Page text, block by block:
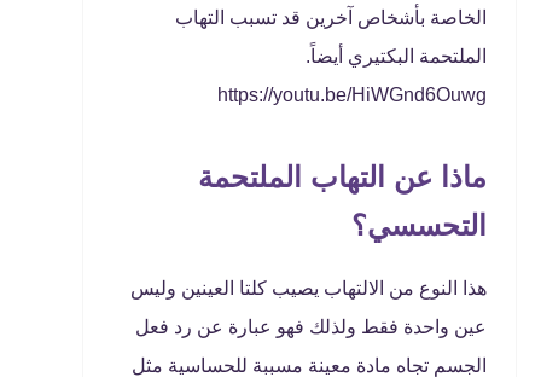
الخاصة بأشخاص آخرين قد تسبب التهاب
الملتحمة البكتيري أيضاً.
https://youtu.be/HiWGnd6Ouwg
ماذا عن التهاب الملتحمة
التحسسي؟
هذا النوع من الالتهاب يصيب كلتا العينين وليس
عين واحدة فقط ولذلك فهو عبارة عن رد فعل
الجسم تجاه مادة معينة مسببة للحساسية مثل